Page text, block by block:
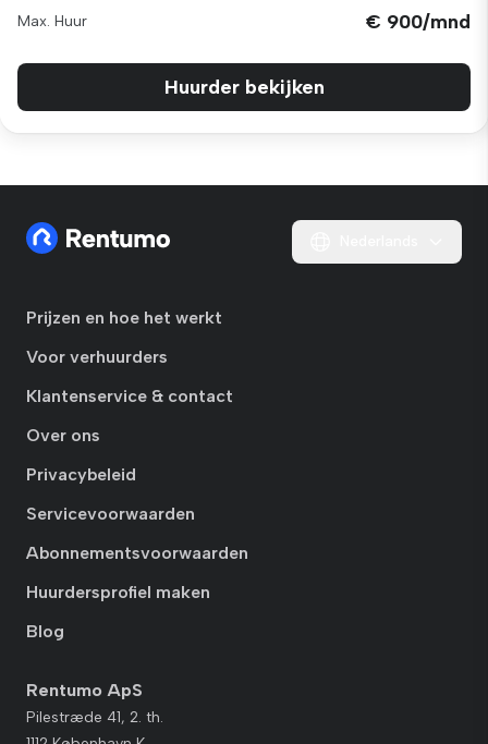
Max. Huur € 900/mnd
Huurder bekijken
Prijzen en hoe het werkt
Voor verhuurders
Klantenservice & contact
Over ons
Privacybeleid
Servicevoorwaarden
Abonnementsvoorwaarden
Huurdersprofiel maken
Blog
Rentumo ApS
Pilestræde 41, 2. th.